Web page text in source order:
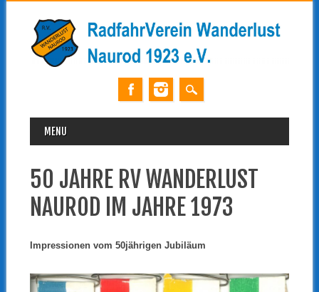
MAIN MENU
MENU
50 JAHRE RV WANDERLUST
NAUROD IM JAHRE 1973
Impressionen vom 50jährigen Jubiläum